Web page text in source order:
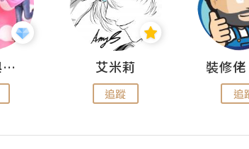
儍媽媽與兩隻小魔怪之家 艾米莉
追蹤 追